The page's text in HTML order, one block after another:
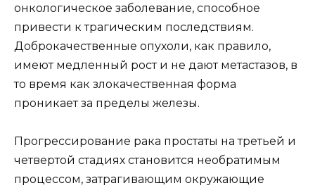
онкологическое заболевание, способное
привести к трагическим последствиям.
Доброкачественные опухоли, как правило,
имеют медленный рост и не дают метастазов, в
то время как злокачественная форма
проникает за пределы железы.
Прогрессирование рака простаты на третьей и
четвертой стадиях становится необратимым
процессом, затрагивающим окружающие